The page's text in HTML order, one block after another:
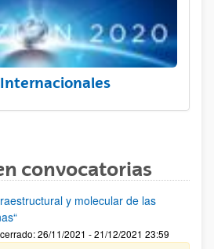
convocatorias
y molecular de las
26/11/2021 - 21/12/2021 23:59